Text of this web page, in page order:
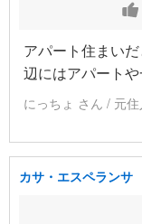
アパート住まい
辺にはアパートや
にっちょ さん / 元
カサ・エスペランサ